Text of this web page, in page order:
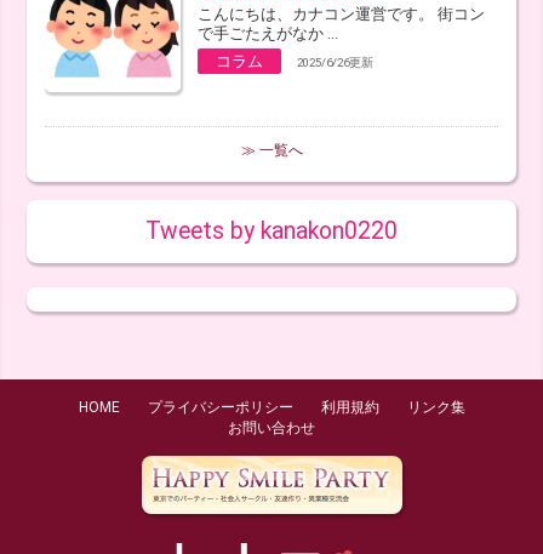
こんにちは、カナコン運営です。 街コン
で手ごたえがなか ...
コラム
2025/6/26更新
≫ 一覧へ
Tweets by kanakon0220
HOME プライバシーポリシー 利用規約
リンク集
お問い合わせ